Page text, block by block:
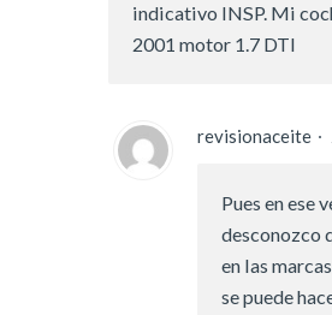
indicativo INSP. Mi
2001 motor 1.7 DTI
revisionaceite
Pues en ese
desconozco
en las
se puede